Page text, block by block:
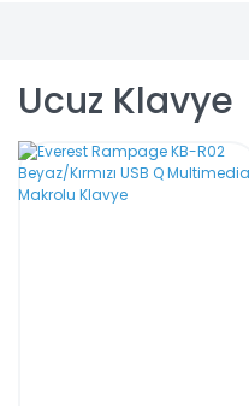
TOPTAN FİYAT ALMAK İÇİN
SİPARİŞLERİNİZİ AYNI
Ucuz Klavye